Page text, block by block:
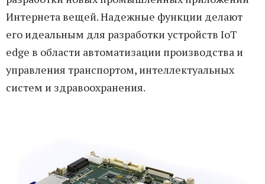
Интернета вещей. Надежные функции делают
его идеальным для разработки устройств IoT
edge в области автоматизации производства и
управления транспортом, интеллектуальных
систем и здравоохранения.